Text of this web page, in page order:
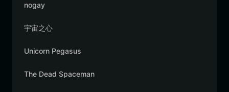
nogay
宇宙之心
Unicorn Pegasus
The Dead Spaceman